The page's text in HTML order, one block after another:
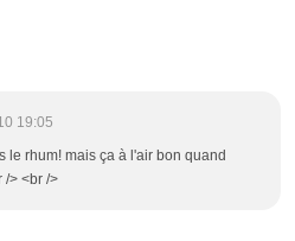
19:05
le rhum! mais ça à l'air bon quand
/> <br />